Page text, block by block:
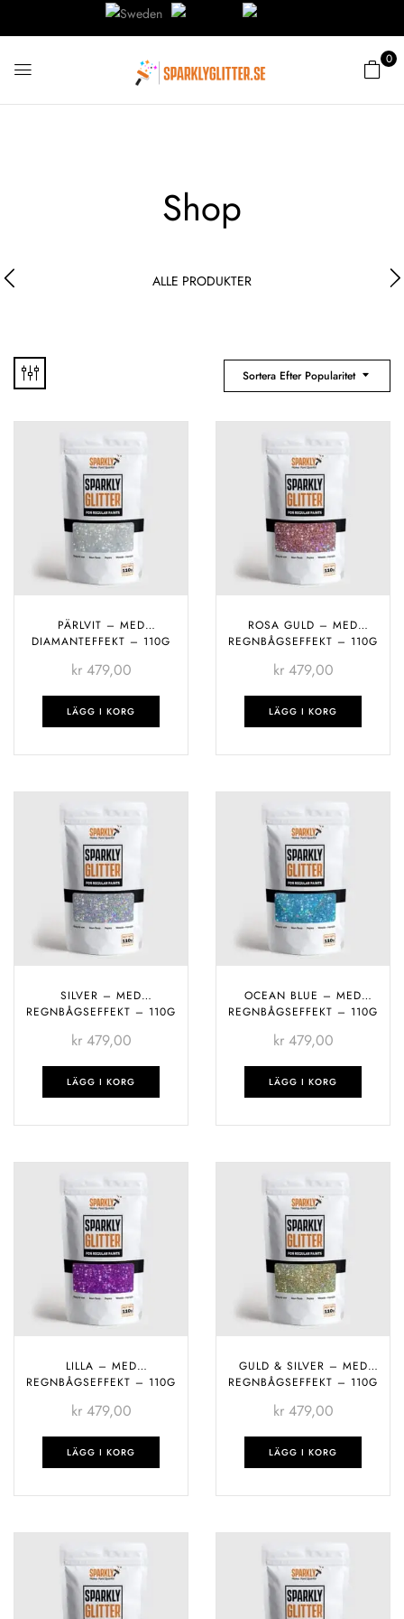
0
Shop
ALLE PRODUKTER
Sortera Efter Popularitet
PÄRLVIT – MED
DIAMANTEFFEKT – 110G
kr479,00
LÄGG I KORG
ROSA GULD – MED
REGNBÅGSEFFEKT – 110G
kr479,00
LÄGG I KORG
SILVER – MED
REGNBÅGSEFFEKT – 110G
kr479,00
LÄGG I KORG
OCEAN BLUE – MED
REGNBÅGSEFFEKT – 110G
kr479,00
LÄGG I KORG
LILLA – MED
REGNBÅGSEFFEKT – 110G
kr479,00
LÄGG I KORG
GULD & SILVER – MED
REGNBÅGSEFFEKT – 110G
kr479,00
LÄGG I KORG